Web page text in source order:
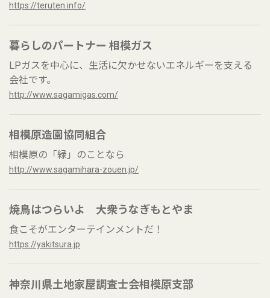
https://teruten.info/
暮らしのパートナー 相模ガス
LPガスを中心に、生活に欠かせないエネルギーを支える
会社です。
http://www.sagamigas.com/
相模原造園協同組合
相模原の「緑」のことなら
http://www.sagamihara-zouen.jp/
焼鳥はつらいよ 大衆うなぎもとやま
食こそがエンターテインメントだ！
https://yakitsura.jp
神奈川県土地家屋調査士会相模原支部